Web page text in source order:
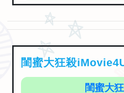
閨蜜大狂殺
閨蜜大